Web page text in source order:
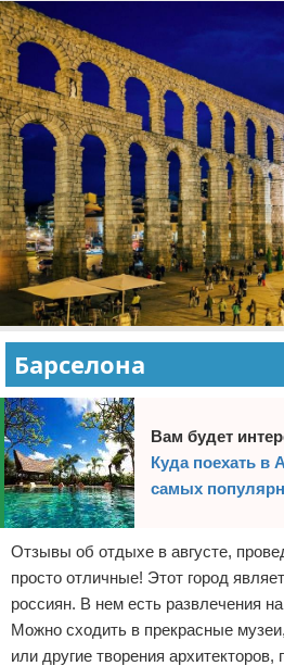
Барселона
Вам будет
Куда поехать в
самых
Отзывы об отдыхе в августе,
просто отличные! Этот город
россиян. В нем есть развлечения
Можно сходить в прекрасные
или другие творения